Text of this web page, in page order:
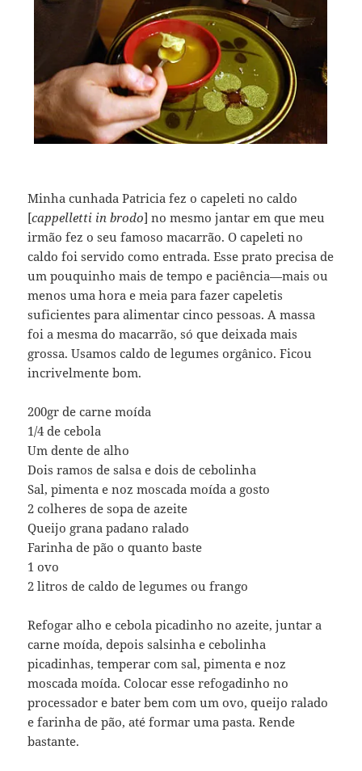
Minha cunhada Patricia fez o capeleti no caldo
[cappelletti in brodo] no mesmo jantar em que meu
irmão fez o seu famoso macarrão. O capeleti no
caldo foi servido como entrada. Esse prato precisa de
um pouquinho mais de tempo e paciência—mais ou
menos uma hora e meia para fazer capeletis
suficientes para alimentar cinco pessoas. A massa
foi a mesma do macarrão, só que deixada mais
grossa. Usamos caldo de legumes orgânico. Ficou
incrivelmente bom.
200gr de carne moída
1/4 de cebola
Um dente de alho
Dois ramos de salsa e dois de cebolinha
Sal, pimenta e noz moscada moída a gosto
2 colheres de sopa de azeite
Queijo grana padano ralado
Farinha de pão o quanto baste
1 ovo
2 litros de caldo de legumes ou frango
Refogar alho e cebola picadinho no azeite, juntar a
carne moída, depois salsinha e cebolinha
picadinhas, temperar com sal, pimenta e noz
moscada moída. Colocar esse refogadinho no
processador e bater bem com um ovo, queijo ralado
e farinha de pão, até formar uma pasta. Rende
bastante.